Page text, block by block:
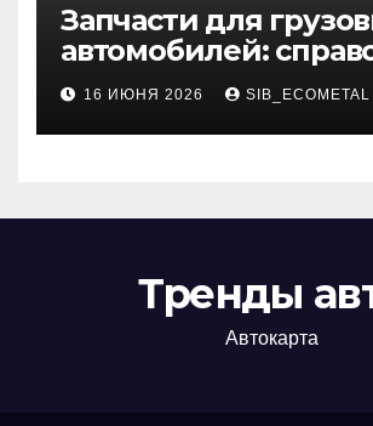
Запчасти для
автомобилей:
база по корейским и
японским моделям
16 ИЮНЯ 2026 SIB_ECOMETAL
Тренды
Автокарта